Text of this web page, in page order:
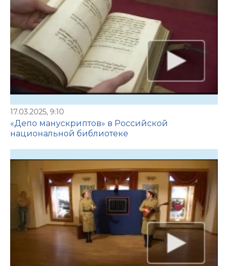
17.03.2025, 9:10
«Депо манускриптов» в Российской
национальной библиотеке